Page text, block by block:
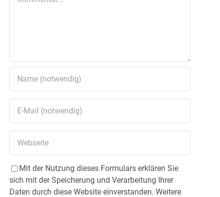
Mit der Nutzung dieses Formulars erklären Sie
sich mit der Speicherung und Verarbeitung Ihrer
Daten durch diese Website einverstanden. Weitere